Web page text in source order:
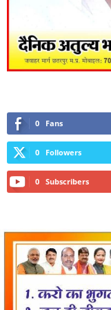
0 Fans
0 Followers
0 Subscribers